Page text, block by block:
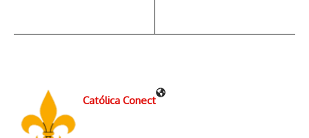
Católica Conect